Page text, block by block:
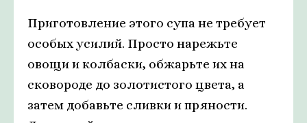
Приготовление этого супа не требует
особых усилий. Просто нарежьте
овощи и колбаски, обжарьте их на
сковороде до золотистого цвета, а
затем добавьте сливки и пряности.